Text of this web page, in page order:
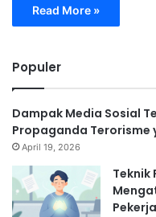
Read More »
Populer
Dampak Media Sosial
Propaganda Terorisme
April 19, 2026
Teknik